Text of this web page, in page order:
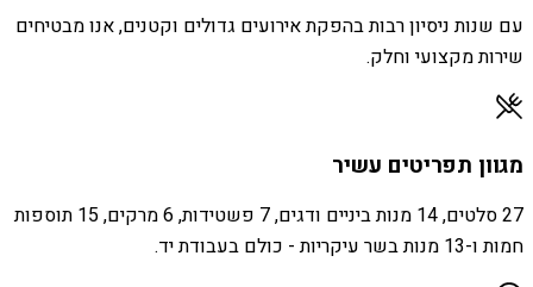
עם שנות ניסיון רבות בהפקת אירועים גדולים וקטנים, אנו מבטיחים
שירות מקצועי וחלק.
מגוון תפריטים עשיר
27 סלטים, 14 מנות ביניים ודגים, 7 פשטידות, 6 מרקים, 15 תוספות
חמות ו-13 מנות בשר עיקריות - כולם בעבודת יד.